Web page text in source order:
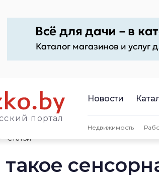
портал
Новости
Недвижимость
Статьи
такое